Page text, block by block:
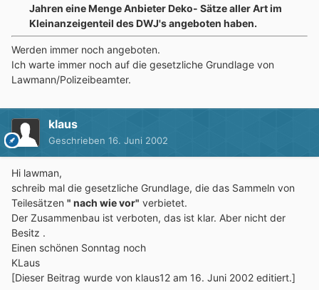
Jahren eine Menge Anbieter Deko- Sätze aller Art im
Kleinanzeigenteil des DWJ's angeboten haben.
Werden immer noch angeboten.
Ich warte immer noch auf die gesetzliche Grundlage von
Lawmann/Polizeibeamter.
klaus
Geschrieben 16. Juni 2002
Hi lawman,
schreib mal die gesetzliche Grundlage, die das Sammeln von
Teilesätzen " nach wie vor" verbietet.
Der Zusammenbau ist verboten, das ist klar. Aber nicht der
Besitz .
Einen schönen Sonntag noch
KLaus
[Dieser Beitrag wurde von klaus12 am 16. Juni 2002 editiert.]